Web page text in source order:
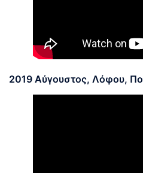
2019 Αύγουστος, Λόφου,